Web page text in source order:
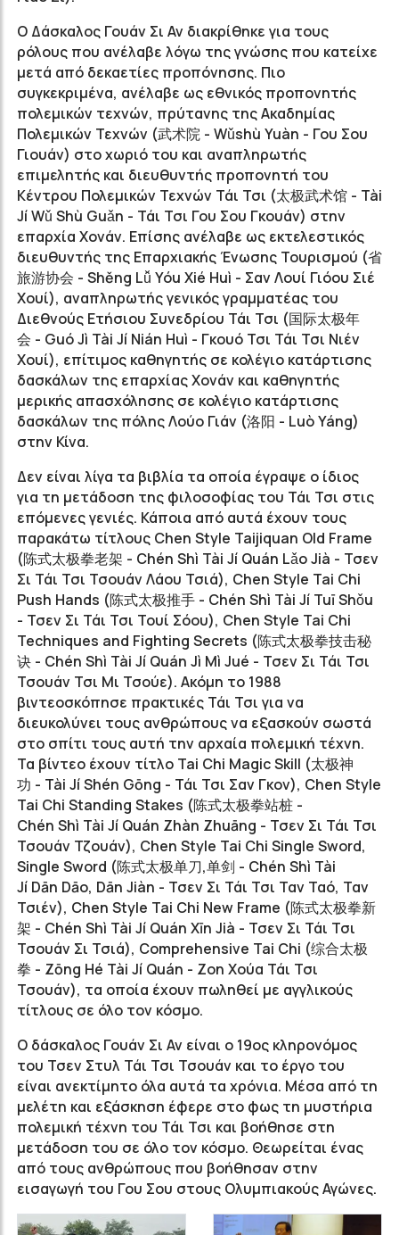
O Δάσκαλος Γουάν Σι Αν διακρίθηκε για τους
ρόλους που ανέλαβε λόγω της γνώσης που κατείχε
μετά από δεκαετίες προπόνησης. Πιο
συγκεκριμένα, ανέλαβε ως εθνικός προπονητής
πολεμικών τεχνών, πρύτανης της Ακαδημίας
Πολεμικών Τεχνών (武术院 - Wǔshù Yuàn - Γου Σου
Γιουάν) στο χωριό του και αναπληρωτής
επιμελητής και διευθυντής προπονητή του
Κέντρου Πολεμικών Τεχνών Τάι Τσι (太极武术馆 - Tài
JíWǔ Shù Guǎn - Τάι Τσι Γου Σου Γκουάν) στην
επαρχία Χονάν. Επίσης ανέλαβε ως εκτελεστικός
διευθυντής της Επαρχιακής Ένωσης Τουρισμού (省
旅游协会 - Shěng Lǚ Yóu Xié Huì - Σαν Λουί Γιόου Σιέ
Χουί), αναπληρωτής γενικός γραμματέας του
Διεθνούς Ετήσιου Συνεδρίου Τάι Τσι (国际太极年
会 - Guó Jì Tài Jí Nián Huì - Γκουό Τσι Τάι Τσι Νιέν
Χουί), επίτιμος καθηγητής σε κολέγιο κατάρτισης
δασκάλων της επαρχίαςΧονάν και καθηγητής
μερικής απασχόλησης σε κολέγιο κατάρτισης
δασκάλων της πόληςΛούο Γιάν (洛阳 - Luò Yáng)
στην Κίνα.
Δεν είναι λίγα τα βιβλία τα οποία έγραψε ο ίδιος
για τη μετάδοση της φιλοσοφίας του Τάι Τσι στις
επόμενες γενιές. Κάποια από αυτά έχουν τους
παρακάτω τίτλους Chen Style Taijiquan Old Frame
(陈式太极拳老架 - Chén Shì Tài Jí Quán LǎoJià - Τσεν
Σι Τάι Τσι Τσουάν Λάου Τσιά), Chen Style Tai Chi
Push Hands (陈式太极推手 - Chén Shì Tài Jí Tuī Shǒu
- Τσεν Σι Τάι Τσι Τουί Σόου), Chen Style Tai Chi
Techniques and Fighting Secrets (陈式太极拳技击秘
诀 - Chén Shì Tài Jí Quán Jì Mì Jué - Τσεν Σι Τάι Τσι
Τσουάν Τσι Μι Τσούε). Ακόμη το 1988
βιντεοσκόπησε πρακτικές Τάι Τσι για να
διευκολύνει τους ανθρώπους να εξασκούν σωστά
στο σπίτι τους αυτή την αρχαία πολεμική τέχνη.
Τα βίντεο έχουν τίτλο Tai Chi Magic Skill (太极神
功 - Tài JíShén Gōng - Τάι Τσι Σαν Γκον), Chen Style
Tai Chi Standing Stakes (陈式太极拳站桩 -
Chén Shì Tài Jí Quán Zhàn Zhuāng - Τσεν Σι Τάι Τσι
Τσουάν Τζουάν), Chen Style Tai Chi Single Sword,
Single Sword (陈式太极单刀,单剑 - Chén Shì Tài
Jí Dān Dāo, Dān Jiàn - Τσεν Σι Τάι Τσι Ταν Ταό, Ταν
Τσιέν), Chen Style Tai Chi New Frame (陈式太极拳新
架 - Chén Shì Tài Jí Quán Xīn Jià - Τσεν Σι Τάι Τσι
Τσουάν Σι Τσιά), Comprehensive Tai Chi (综合太极
拳 - Zōng Hé Tài Jí Quán - Zon Xούα Τάι Τσι
Τσουάν), τα οποία έχουν πωληθεί με αγγλικούς
τίτλους σε όλο τον κόσμο.
Ο δάσκαλος Γουάν Σι Αν είναι ο 19ος κληρονόμος
του Τσεν Στυλ Τάι Τσι Τσουάν και το έργο του
είναι ανεκτίμητο όλα αυτά τα χρόνια. Μέσα από τη
μελέτη και εξάσκηση έφερε στο φως τη μυστήρια
πολεμική τέχνη του Τάι Τσι και βοήθησε στη
μετάδοση του σε όλο τον κόσμο. Θεωρείται ένας
από τους ανθρώπους που βοήθησαν στην
εισαγωγή του Γου Σου στους Ολυμπιακούς Αγώνες.